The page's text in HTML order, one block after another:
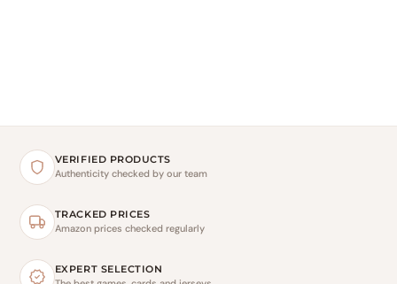
VERIFIED PRODUCTS
Authenticity checked by our team
TRACKED PRICES
Amazon prices checked regularly
EXPERT SELECTION